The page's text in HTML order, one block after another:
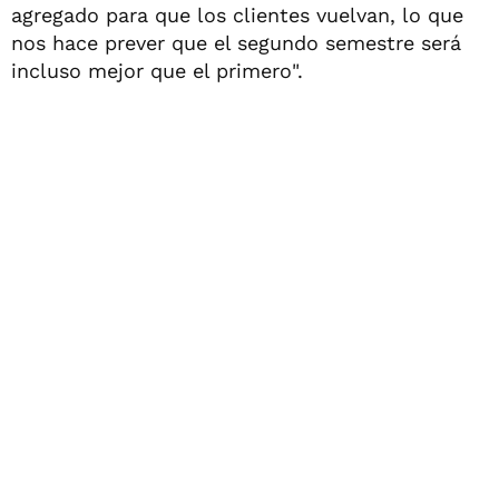
agregado para que los clientes vuelvan, lo que
nos hace prever que el segundo semestre será
incluso mejor que el primero".